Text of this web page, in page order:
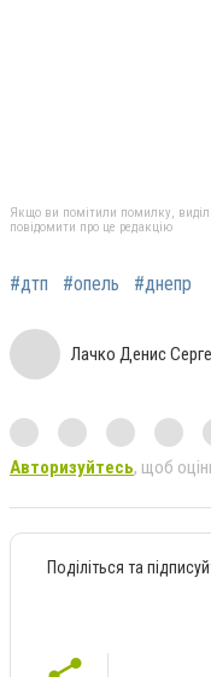
Якщо ви помітили помилку,
повідомити про це редакцію
#дтп #опель #днепр
Лачко Денис
Авторизуйтесь, щоб
Поділіться та